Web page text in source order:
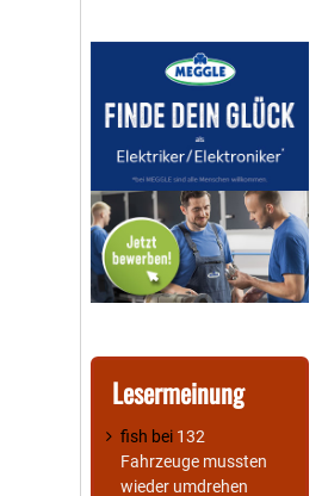
Lesermeinung
fish bei 132
Fahrzeuge mussten
wieder umdrehen